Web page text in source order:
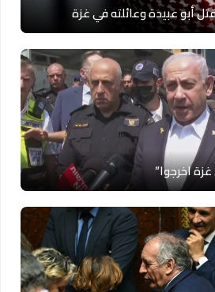
أبو عبيدة وعائلته في غزة
اخرجوا”